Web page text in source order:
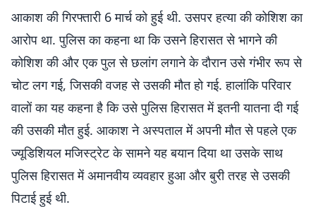
Police carried out the…pic.twitter.com/xjmbn0GVhi
— ANI (@ANI)June 17, 2026
आकाश की गिरफ्तारी 6 मार्च को हुई थी. उसपर हत्या की कोशिश का
आरोप था. पुलिस का कहना था कि उसने हिरासत से भागने की
कोशिश की और एक पुल से छलांग लगाने के दौरान उसे गंभीर रूप से
चोट लग गई, जिसकी वजह से उसकी मौत हो गई. हालांकि परिवार
वालों का यह कहना है कि उसे पुलिस हिरासत में इतनी यातना दी गई
की उसकी मौत हुई. आकाश ने अस्पताल में अपनी मौत से पहले एक
ज्यूडिशियल मजिस्ट्रेट के सामने यह बयान दिया था उसके साथ
पुलिस हिरासत में अमानवीय व्यवहार हुआ और बुरी तरह से उसकी
पिटाई हुई थी.